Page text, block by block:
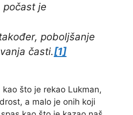
počast je
poboljšanje
časti.[1]
što je rekao Lukman,
a malo je onih koji